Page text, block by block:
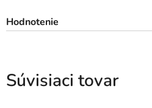
Hodnotenie
Súvisiaci tovar